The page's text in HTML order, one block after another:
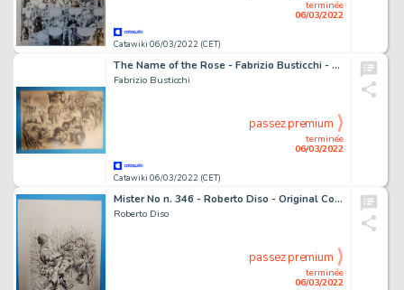
Catawiki 06/03/2022 (CET)
terminée
06/03/2022
The Name of the Rose - Fabrizio Busticchi - Original Cover per pubblicazione inglese - Page volante - Exemplaire unique - (1984)
Fabrizio Busticchi
Catawiki 06/03/2022 (CET)
terminée
06/03/2022
passez premium
Mister No n. 346 - Roberto Diso - Original Cover "Uomini ed eroi" - Page volante - Exemplaire unique - (2004)
Roberto Diso
terminée
06/03/2022
passez premium